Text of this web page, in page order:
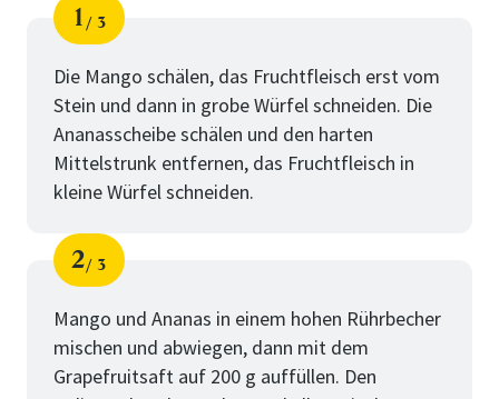
Schritt
1
von
3
Die Mango schälen, das Fruchtfleisch erst vom
Stein und dann in grobe Würfel schneiden. Die
Ananasscheibe schälen und den harten
Mittelstrunk entfernen, das Fruchtfleisch in
kleine Würfel schneiden.
Schritt
2
von
3
Mango und Ananas in einem hohen Rührbecher
mischen und abwiegen, dann mit dem
Grapefruitsaft auf 200 g auffüllen. Den